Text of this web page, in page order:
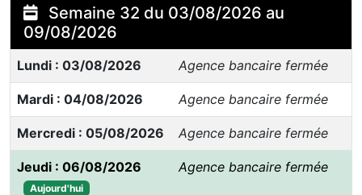
Semaine 32 du 03/08/2026 au
09/08/2026
Lundi : 03/08/2026 Agence bancaire fermée
Mardi : 04/08/2026 Agence bancaire fermée
Mercredi : 05/08/2026 Agence bancaire fermée
Jeudi : 06/08/2026
Aujourd'hui
Agence bancaire fermée